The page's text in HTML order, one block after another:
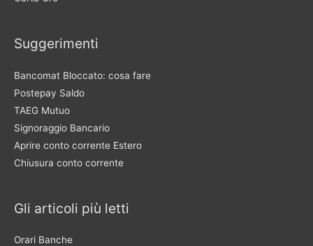
Suggerimenti
Bancomat Bloccato: cosa fare
Postepay Saldo
TAEG Mutuo
Signoraggio Bancario
Aprire conto corrente Estero
Chiusura conto corrente
Gli articoli più letti
Orari Banche